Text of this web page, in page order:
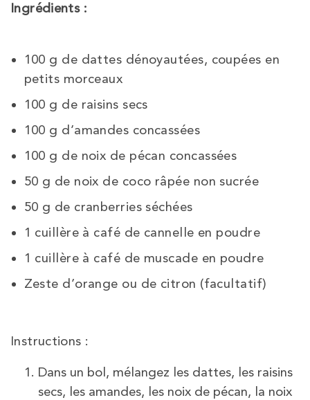
Ingrédients :
100 g de dattes dénoyautées, coupées en
petits morceaux
100 g de raisins secs
100 g d’amandes concassées
100 g de noix de pécan concassées
50 g de noix de coco râpée non sucrée
50 g de cranberries séchées
1 cuillère à café de cannelle en poudre
1 cuillère à café de muscade en poudre
Zeste d’orange ou de citron (facultatif)
Instructions :
Dans un bol, mélangez les dattes, les raisins
secs, les amandes, les noix de pécan, la noix